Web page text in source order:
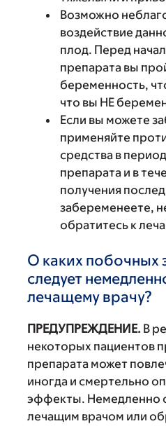
Возможно
воздействие
плод. Перед
препарата вы
беременность,
что вы НЕ
Если вы можете
применяйте
средства в
препарата и в
получения
забеременеете,
обратитесь к
О каких побочных
следует
лечащему врачу?
ПРЕДУПРЕЖДЕНИЕ. В
некоторых пациентов
препарата может
иногда и смертельно
эффекты. Немедленно
лечащим врачом или